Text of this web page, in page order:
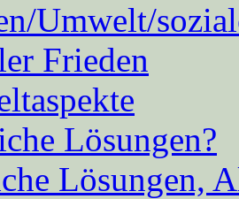
Umwelt/
Frieden
Lösungen?
Lösungen,